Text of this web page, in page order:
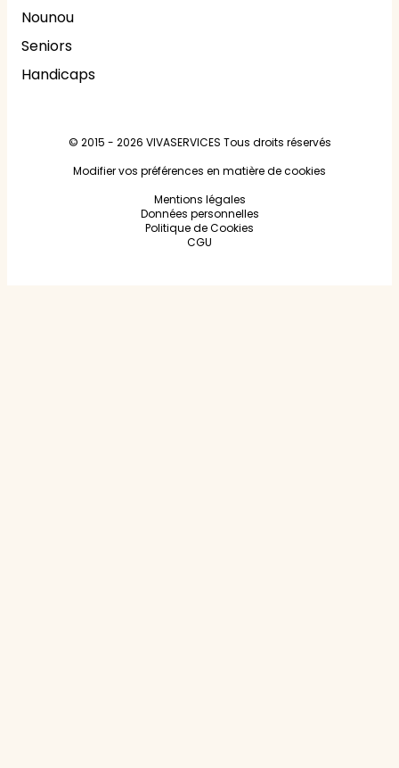
Nounou
Seniors
Handicaps
© 2015 - 2026 VIVASERVICES Tous droits réservés
Modifier vos préférences en matière de cookies
Mentions légales
Données personnelles
Politique de Cookies
CGU